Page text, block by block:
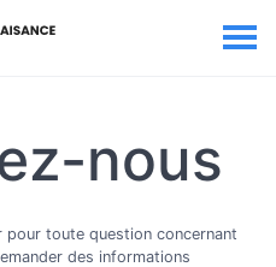
nous
toute question concernant
des informations